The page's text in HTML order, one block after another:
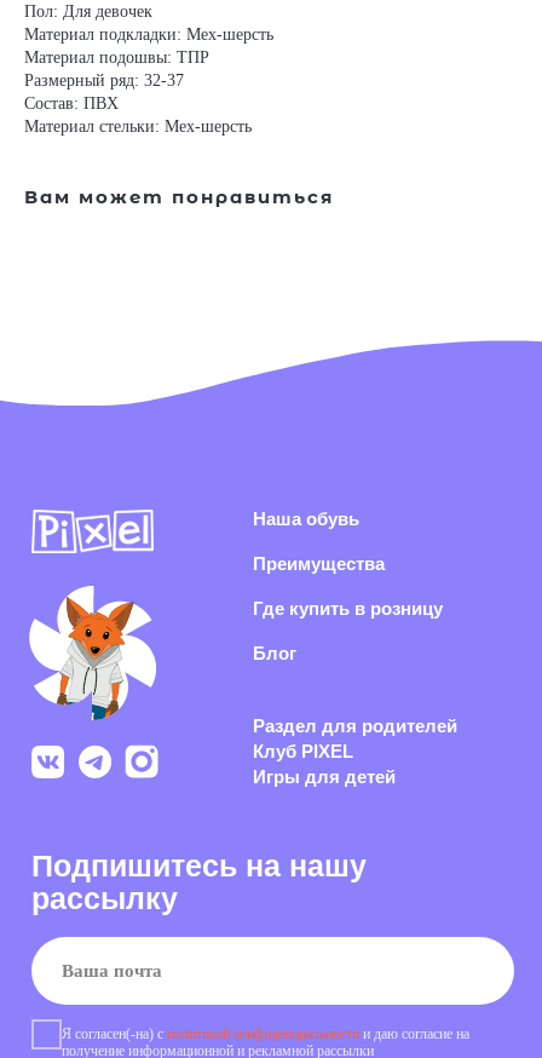
Пол: Для девочек
Материал подкладки: Мех-шерсть
Материал подошвы: ТПР
Размерный ряд: 32-37
Состав: ПВХ
Материал стельки: Мех-шерсть
Вам может понравиться
Наша обувь
Раздел для родителей
рассылку
Раскрываем секреты производства, показываем
концепты обуви из нового сезона и каждый день
Я согласен(-на) сполитикой конфиденциальности
получение информационной и рекламной рассылки
Подписаться